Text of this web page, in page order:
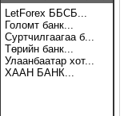
LetForex ББСБ...
Голомт банк...
Суртчилгаагаа б...
Төрийн банк...
Улаанбаатар хот...
ХААН БАНК...